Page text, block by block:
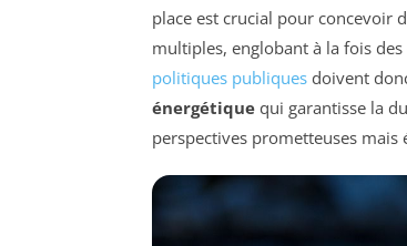
place est crucial pour concevoir
multiples, englobant à la fois
politiques publiques doivent
énergétique qui garantisse la
perspectives prometteuses